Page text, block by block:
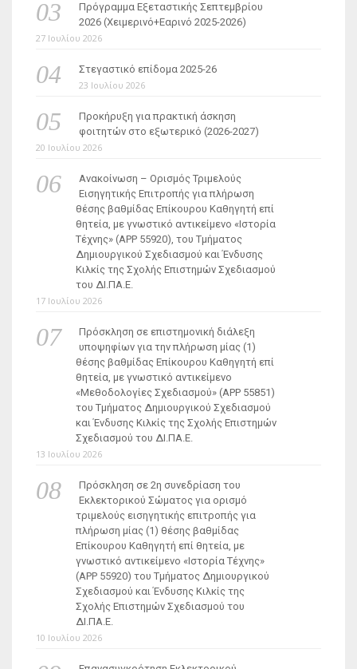
Πρόγραμμα Εξεταστικής Σεπτεμβρίου
2026 (Χειμερινό+Εαρινό 2025-2026)
27 Ιουλίου 2026
Στεγαστικό επίδομα 2025-26
23 Ιουλίου 2026
Προκήρυξη για πρακτική άσκηση
φοιτητών στο εξωτερικό (2026-2027)
20 Ιουλίου 2026
Ανακοίνωση – Ορισμός Τριμελούς
Εισηγητικής Επιτροπής για πλήρωση
θέσης βαθμίδας Επίκουρου Καθηγητή επί
θητεία, με γνωστικό αντικείμενο «Ιστορία
Τέχνης» (ΑΡΡ 55920), του Τμήματος
Δημιουργικού Σχεδιασμού και Ένδυσης
Κιλκίς της Σχολής Επιστημών Σχεδιασμού
του ΔΙ.ΠΑ.Ε.
17 Ιουλίου 2026
Πρόσκληση σε επιστημονική διάλεξη
υποψηφίων για την πλήρωση μίας (1)
θέσης βαθμίδας Επίκουρου Καθηγητή επί
θητεία, με γνωστικό αντικείμενο
«Μεθοδολογίες Σχεδιασμού» (ΑΡΡ 55851)
του Τμήματος Δημιουργικού Σχεδιασμού
και Ένδυσης Κιλκίς της Σχολής Επιστημών
Σχεδιασμού του ΔΙ.ΠΑ.Ε.
13 Ιουλίου 2026
Πρόσκληση σε 2η συνεδρίαση του
Εκλεκτορικού Σώματος για ορισμό
τριμελούς εισηγητικής επιτροπής για
πλήρωση μίας (1) θέσης βαθμίδας
Επίκουρου Καθηγητή επί θητεία, με
γνωστικό αντικείμενο «Ιστορία Τέχνης»
(ΑΡΡ 55920) του Τμήματος Δημιουργικού
Σχεδιασμού και Ένδυσης Κιλκίς της
Σχολής Επιστημών Σχεδιασμού του
ΔΙ.ΠΑ.Ε.
10 Ιουλίου 2026